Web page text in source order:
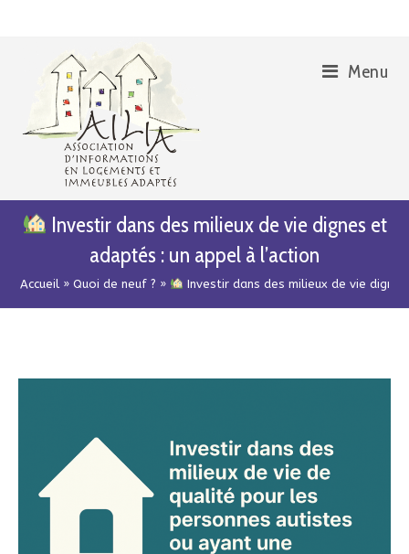
Content
navigation
Menu
Investir dans des milieux de vie dignes et
adaptés : un appel à l’action
Accueil»Quoi de neuf ? » Investir dans des milieux de vie